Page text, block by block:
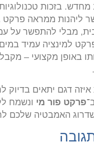
בזכות
ליהנות ממראה פרקט
מבלי להתפשר על
למינציה עמיד
באופן מקצועי –
.
איזה דגם יתאים
פרקט פור מי ונשמח
האמבטיה שלכם